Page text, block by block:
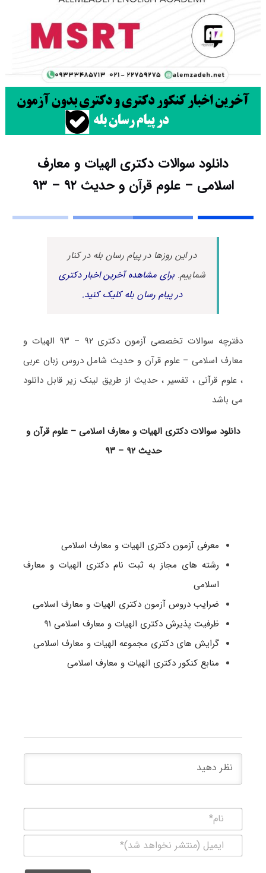
دانلود سوالات دکتری الهیات و معارف
اسلامی – علوم قرآن و حدیث ۹۲ – ۹۳
در این روزها در پیام رسان بله در کنار
شماییم.برای مشاهده آخرین اخبار دکتری
در پیام رسان بله کلیک کنید.
دفترچه سوالات تخصصی آزمون دکتری ۹۲ – ۹۳ الهیات و
معارف اسلامی – علوم قرآن و حدیث شامل دروس زبان عربی
، علوم قرآنی ، تفسیر ، حدیث از طریق لینک زیر قابل دانلود
می باشد
دانلود سوالات دکتری الهیات و معارف اسلامی – علوم قرآن و
حدیث ۹۲ – ۹۳
معرفی آزمون دکتری الهیات و معارف اسلامی
رشته های مجاز به ثبت نام دکتری الهیات و معارف
اسلامی
ضرایب دروس آزمون دکتری الهیات و معارف اسلامی
ظرفیت پذیرش دکتری الهیات و معارف اسلامی ۹۱
گرایش های دکتری مجموعه الهیات و معارف اسلامی
منابع کنکور دکتری الهیات و معارف اسلامی
(منتشر